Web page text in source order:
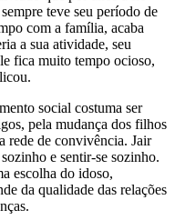
teve seu período de
com a família, acaba
a sua atividade, seu
fica muito tempo ocioso,
social costuma ser
pela mudança dos filhos
rede de convivência. Jair
e sentir-se sozinho.
escolha do idoso,
da qualidade das relações